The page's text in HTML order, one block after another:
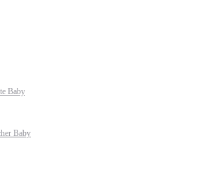
Baby
Baby